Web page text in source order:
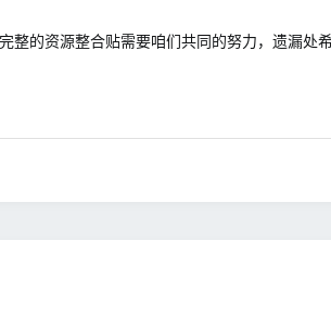
的资源整合贴需要咱们共同的努力，遗漏处